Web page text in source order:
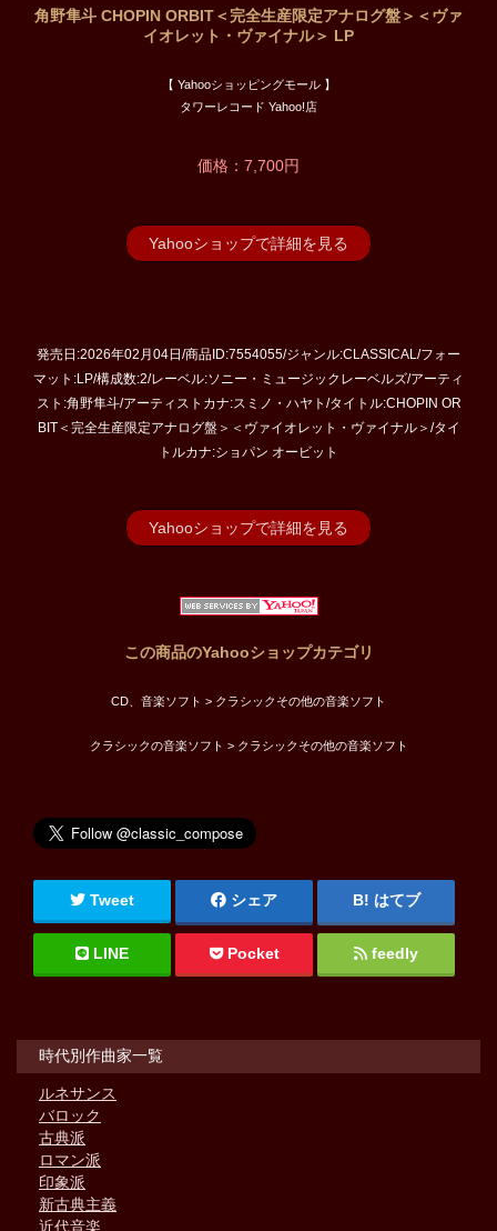
角野隼斗 CHOPIN ORBIT＜完全生産限定アナログ盤＞＜ヴァ
イオレット・ヴァイナル＞ LP
【 Yahooショッピングモール 】
タワーレコード Yahoo!店
価格：7,700円
Yahooショップで詳細を見る
発売日:2026年02月04日/商品ID:7554055/ジャンル:CLASSICAL/フォー
マット:LP/構成数:2/レーベル:ソニー・ミュージックレーベルズ/アーティ
スト:角野隼斗/アーティストカナ:スミノ・ハヤト/タイトル:CHOPIN OR
BIT＜完全生産限定アナログ盤＞＜ヴァイオレット・ヴァイナル＞/タイ
トルカナ:ショパン オービット
Yahooショップで詳細を見る
この商品のYahooショップカテゴリ
CD、音楽ソフト > クラシックその他の音楽ソフト
クラシックの音楽ソフト > クラシックその他の音楽ソフト
Tweet シェア はてブ
LINE Pocket feedly
時代別作曲家一覧
ルネサンス
バロック
古典派
ロマン派
印象派
新古典主義
近代音楽